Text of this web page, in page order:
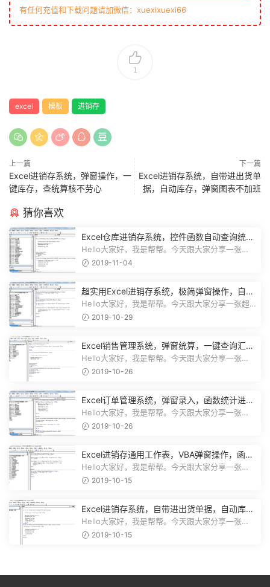
有任何充值和下载问题请加微信：xuexixuexi66
1
excel 模板 进销存
上一篇
Excel进销存系统，弹窗操作，一
键库存，查统算核不劳心
下一篇
Excel进销存系统，自带进出货单
据，自动库存，弹窗图表不加班
猜你喜欢
Excel仓库进销存系统，控件函数自动查询统
计，动态图表一目了然
Hello大家好，我是帮帮。今天跟大家分享一张
Excel仓库进销存系统，控件函数自动查...
2019-11-04
超实用Excel进销存系统，极简弹窗操作，自动
库存营收汇总不加班
Hello大家好，我是帮帮。今天跟大家分享一张超
实用Excel进销存系统，极简弹窗操...
2019-10-29
Excel销售管理系统，弹窗统算，一键查询汇
总，实用简单不加班
Hello大家好，我是帮帮。今天跟大家分享一张
Excel销售管理系统，弹窗统算，一键...
2019-10-26
Excel订单管理系统，弹窗录入，函数统计进
度，收款查询一键操作
Hello大家好，我是帮帮。今天跟大家分享一张
Excel订单管理系统，弹窗录入，函数...
2019-10-26
Excel进销存通用工作表，VBA弹窗操作，函数
库存，一键查询不劳心
Hello大家好，我是帮帮。今天跟大家分享一张
Excel进销存通用工作表，VBA弹窗操作...
2019-10-15
Excel进销存系统，自带进出货单据，自动库
存，弹窗图表不加班
Hello大家好，我是帮帮。今天跟大家分享一张
Excel进销存系统，自带进出货单据打...
2019-10-15